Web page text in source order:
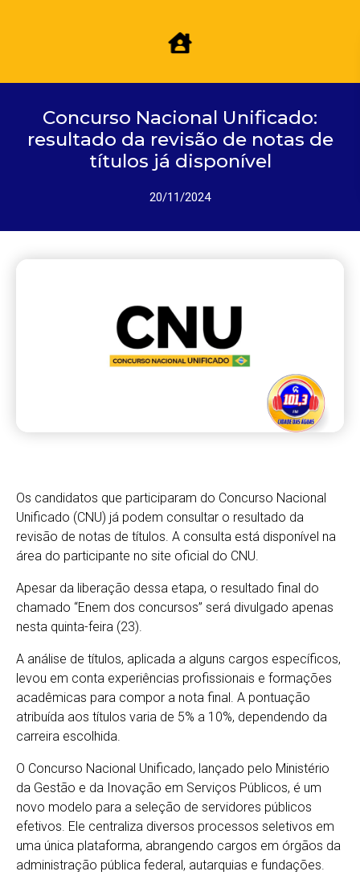
Concurso Nacional Unificado:
resultado da revisão de notas de
títulos já disponível
20/11/2024
Os candidatos que participaram do Concurso Nacional
Unificado (CNU) já podem consultar o resultado da
revisão de notas de títulos. A consulta está disponível na
área do participante no site oficial do CNU.
Apesar da liberação dessa etapa, o resultado final do
chamado “Enem dos concursos” será divulgado apenas
nesta quinta-feira (23).
A análise de títulos, aplicada a alguns cargos específicos,
levou em conta experiências profissionais e formações
acadêmicas para compor a nota final. A pontuação
atribuída aos títulos varia de 5% a 10%, dependendo da
carreira escolhida.
O Concurso Nacional Unificado, lançado pelo Ministério
da Gestão e da Inovação em Serviços Públicos, é um
novo modelo para a seleção de servidores públicos
efetivos. Ele centraliza diversos processos seletivos em
uma única plataforma, abrangendo cargos em órgãos da
administração pública federal, autarquias e fundações.